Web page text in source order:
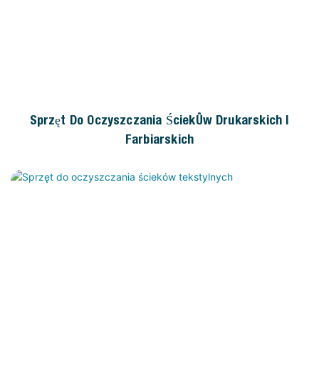
Sprzęt Do Oczyszczania Ścieków Drukarskich I
Farbiarskich